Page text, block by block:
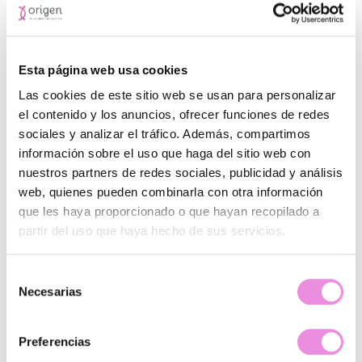
Esta página web usa cookies
Las cookies de este sitio web se usan para personalizar
el contenido y los anuncios, ofrecer funciones de redes
sociales y analizar el tráfico. Además, compartimos
información sobre el uso que haga del sitio web con
nuestros partners de redes sociales, publicidad y análisis
web, quienes pueden combinarla con otra información
que les haya proporcionado o que hayan recopilado a
partir del uso que haya hecho de sus servicios.
Necesarias
Preferencias
sabe? ????
La confianza en uno mismo y la buena actitud son las
Acepta tus fracasos
Por último, acepta tus fracasos. Debes aceptar que no
siempre vas a conseguir lo que quieres, ni en el momento
que lo quieres. A veces las cosas no salen como uno
quiere, pero es bueno para aprender de los errores para no
volver a cometerlos. Además, a veces los resultados no
dependen de ti, simplemente son cosas que no podemos
controlar. En definitiva, tienes que aceptar las derrotas y
aprender de ellas.
esperamos que te hayan servido estos
consejos y que consigas mejorar tu bienestar emocional
Si tienes alguna duda estaremos encantados de ayudarte